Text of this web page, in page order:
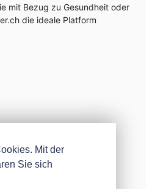
mit Bezug zu Gesundheit oder
die ideale Platform
Mit der
Sie sich